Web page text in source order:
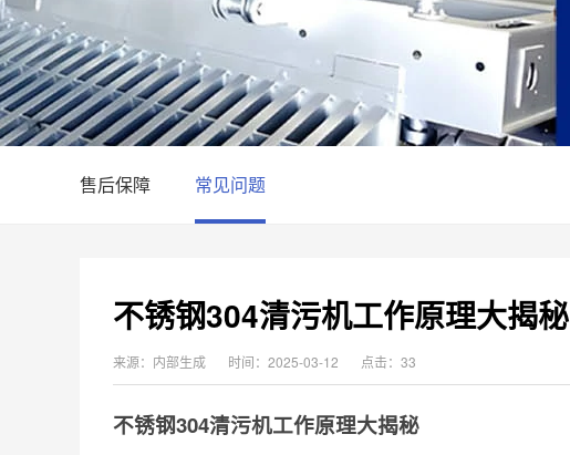
售后保障 常见问题
不锈钢304清污机工作原理大揭秘
来源：内部生成 时间：2025-03-12 点击：33
不锈钢304清污机工作原理大揭秘